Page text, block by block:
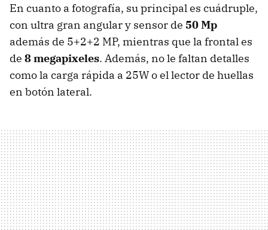
En cuanto a fotografía, su principal es cuádruple,
con ultra gran angular y sensor de 50 Mp
además de 5+2+2 MP, mientras que la frontal es
de 8 megapixeles. Además, no le faltan detalles
como la carga rápida a 25W o el lector de huellas
en botón lateral.